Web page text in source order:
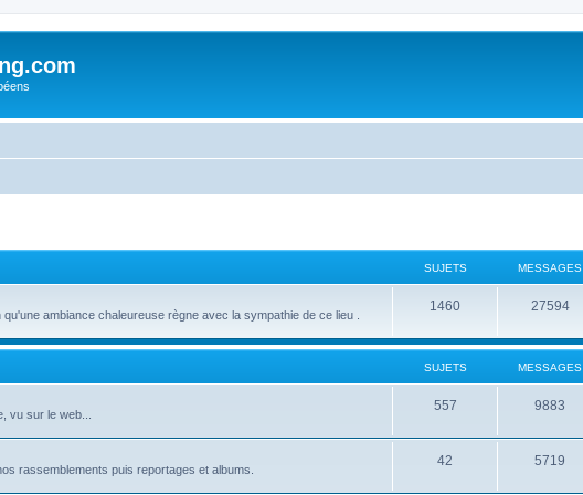
SUJETS MESSAGES
ambiance chaleureuse règne avec la sympathie de ce lieu .
1460S
j
27594M
s
SUJETS MESSAGES
vu sur le web...
557S
e
9883
s
rassemblements puis reportages et albums.
42 5719